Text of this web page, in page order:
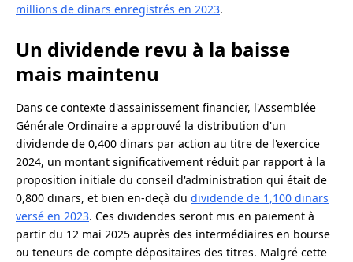
millions de dinars enregistrés en 2023.
Un dividende revu à la baisse
mais maintenu
Dans ce contexte d'assainissement financier, l'Assemblée
Générale Ordinaire a approuvé la distribution d'un
dividende de 0,400 dinars par action au titre de l'exercice
2024, un montant significativement réduit par rapport à la
proposition initiale du conseil d'administration qui était de
0,800 dinars, et bien en-deçà du dividende de 1,100 dinars
versé en 2023. Ces dividendes seront mis en paiement à
partir du 12 mai 2025 auprès des intermédiaires en bourse
ou teneurs de compte dépositaires des titres. Malgré cette